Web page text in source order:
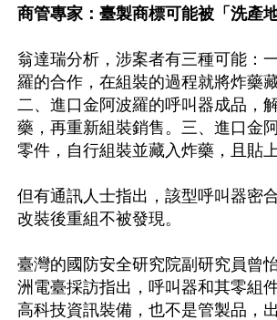
商管專家：臺製商標可能被「洗產
翁達瑞分析，涉案者有三種可能：
羅的合作，在組裝的過程就將炸藥
二、進口金阿波羅的呼叫器成品，
藥，再重新組裝銷售。三、進口金
零件，自行組裝並藏入炸藥，且貼
但有通訊人士指出，該型呼叫器密
改裝後重組不被發現。
臺灣的國防安全研究院副研究員曾
洲電臺採訪指出，呼叫器和其零組
高科技資訊裝備，也不是管製品，